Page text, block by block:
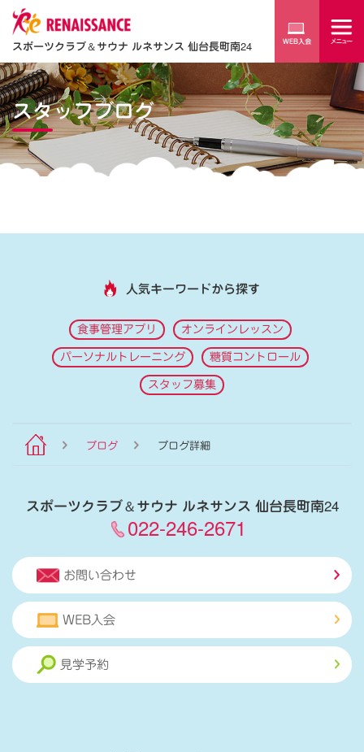
スポーツクラブ＆サウナ ルネサンス 仙台長町南24
スタッフブログ
人気キーワードから探す
食事管理アプリ オンラインレッスン
パーソナルトレーニング 糖質コントロール
スタッフ募集
ブログ ブログ詳細
スポーツクラブ＆サウナ ルネサンス 仙台長町南24
022-246-2671
お問い合わせ
WEB入会
見学予約